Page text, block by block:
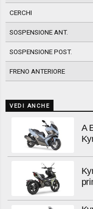
CERCHI
SOSPENSIONE ANT.
SOSPENSIONE POST.
FRENO ANTERIORE
VEDI ANCHE
A